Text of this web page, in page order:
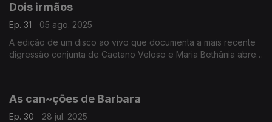
Dois irmãos
Ep. 31
05 ago. 2025
A edição de um disco ao vivo que documenta a mais recente
digressão conjunta de Caetano Veloso e Maria Bethânia abre
As can~ções de Barbara
Ep. 30
28 jul. 2025